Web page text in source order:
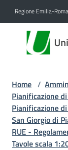
Regione Emilia-
Unione
Reno
Menu
Novità
Home /
Pianificazione
Pianificazione di
San Giorgio di
RUE -
Tavole scala